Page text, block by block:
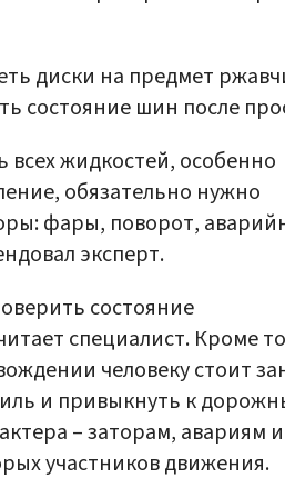
диски на предмет
состояние шин после
жидкостей, особенно
обязательно нужно
фары, поворот,
эксперт.
состояние
специалист. Кроме
человеку стоит
и привыкнуть к
– заторам, авариям и
участников движения.